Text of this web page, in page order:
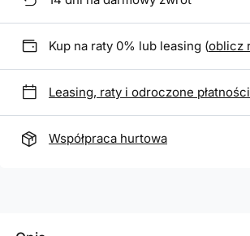
Kup na raty 0% lub leasing (oblicz
Leasing, raty i odroczone
Współpraca hurtowa